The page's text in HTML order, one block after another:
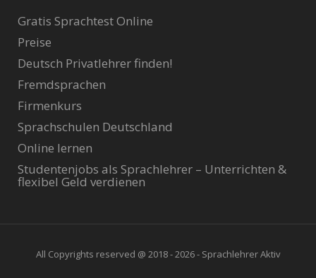
Gratis Sprachtest Online
Preise
Deutsch Privatlehrer finden!
Fremdsprachen
Firmenkurs
Sprachschulen Deutschland
Online lernen
Studentenjobs als Sprachlehrer – Unterrichten &
flexibel Geld verdienen
All Copyrights reserved @ 2018 - 2026 - Sprachlehrer Aktiv